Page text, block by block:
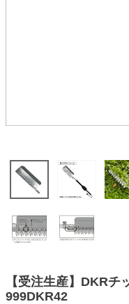
【受注生産】DKRチ
999DKR42